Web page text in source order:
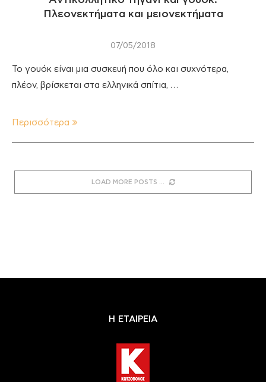
Πλεονεκτήματα και μειονεκτήματα
07/05/2018
Το γουόκ είναι μια συσκευή που όλο και συχνότερα,
πλέον, βρίσκεται στα ελληνικά σπίτια, …
Περισσότερα
LOAD MORE POSTS
Η ΕΤΑΙΡΕΙΑ